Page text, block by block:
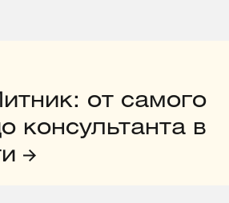
от самого
консультанта в